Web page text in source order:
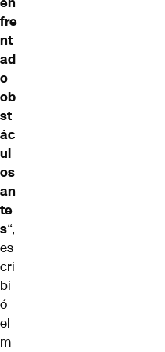
fre
nt
ad
o
ob
st
ác
ul
os
an
te
s“,
es
cri
bi
ó
el
m